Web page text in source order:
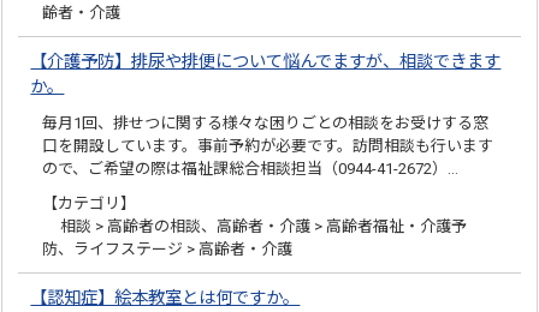
齢者・介護
【介護予防】排尿や排便について悩んでますが、相談できます
か。
毎月1回、排せつに関する様々な困りごとの相談をお受けする窓
口を開設しています。事前予約が必要です。訪問相談も行います
ので、ご希望の際は福祉課総合相談担当（0944-41-2672）…
【カテゴリ】
相談 > 高齢者の相談、高齢者・介護 > 高齢者福祉・介護予
防、ライフステージ > 高齢者・介護
【認知症】絵本教室とは何ですか。